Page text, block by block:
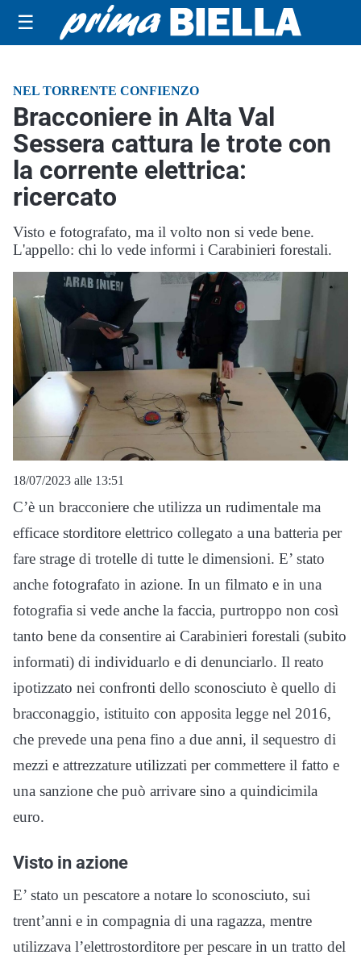
☰
NEL TORRENTE CONFIENZO
Bracconiere in Alta Val
Sessera cattura le trote con
la corrente elettrica:
ricercato
Visto e fotografato, ma il volto non si vede bene.
L'appello: chi lo vede informi i Carabinieri forestali.
18/07/2023 alle 13:51
C’è un bracconiere che utilizza un rudimentale ma
efficace storditore elettrico collegato a una batteria per
fare strage di trotelle di tutte le dimensioni. E’ stato
anche fotografato in azione. In un filmato e in una
fotografia si vede anche la faccia, purtroppo non così
tanto bene da consentire ai Carabinieri forestali (subito
informati) di individuarlo e di denunciarlo. Il reato
ipotizzato nei confronti dello sconosciuto è quello di
bracconaggio, istituito con apposita legge nel 2016,
che prevede una pena fino a due anni, il sequestro di
mezzi e attrezzature utilizzati per commettere il fatto e
una sanzione che può arrivare sino a quindicimila
euro.
Visto in azione
E’ stato un pescatore a notare lo sconosciuto, sui
trent’anni e in compagnia di una ragazza, mentre
utilizzava l’elettrostorditore per pescare in un tratto del